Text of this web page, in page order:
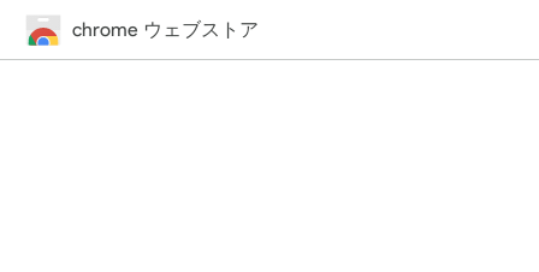
chrome ウェブストア